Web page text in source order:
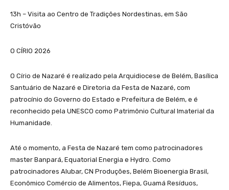
13h – Visita ao Centro de Tradições Nordestinas, em São
Cristóvão
O CÍRIO 2026
O Círio de Nazaré é realizado pela Arquidiocese de Belém, Basílica
Santuário de Nazaré e Diretoria da Festa de Nazaré, com
patrocínio do Governo do Estado e Prefeitura de Belém, e é
reconhecido pela UNESCO como Patrimônio Cultural Imaterial da
Humanidade.
Até o momento, a Festa de Nazaré tem como patrocinadores
master Banpará, Equatorial Energia e Hydro. Como
patrocinadores Alubar, CN Produções, Belém Bioenergia Brasil,
Econômico Comércio de Alimentos, Fiepa, Guamá Resíduos,